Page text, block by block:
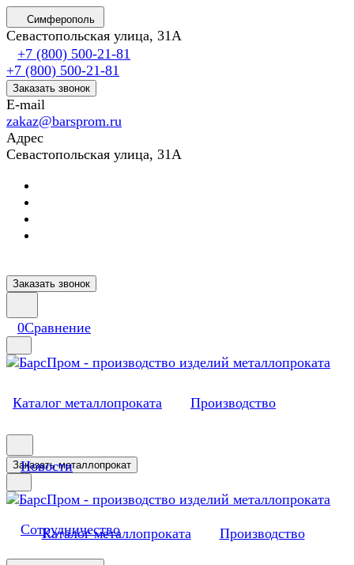
Симферополь
Севастопольская улица, 31А
+7 (800) 500-21-81
+7 (800) 500-21-81
Заказать звонок
E-mail
zakaz@barsprom.ru
Адрес
Севастопольская улица, 31А
Заказать звонок
0Сравнение
Каталог металлопроката Производство
Новости
Сотрудничество
Заказать металлопрокат
Каталог металлопроката Производство